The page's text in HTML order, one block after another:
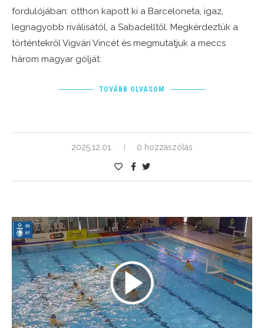
fordulójában: otthon kapott ki a Barceloneta, igaz,
legnagyobb riválisától, a Sabadelltől. Megkérdeztük a
történtekről Vigvári Vincét és megmutatjuk a meccs
három magyar gólját:
TOVÁBB OLVASOM
2025.12.01. 0 hozzászólás